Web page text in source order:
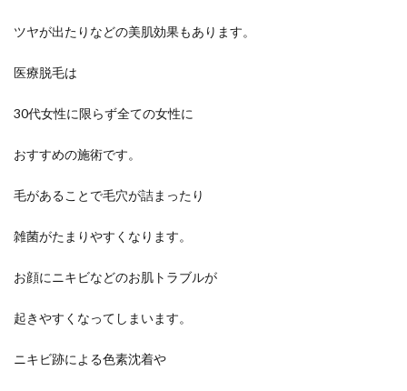
ツヤが出たりなどの美肌効果もあります。
医療脱毛は
30代女性に限らず全ての女性に
おすすめの施術です。
毛があることで毛穴が詰まったり
雑菌がたまりやすくなります。
お顔にニキビなどのお肌トラブルが
起きやすくなってしまいます。
ニキビ跡による色素沈着や